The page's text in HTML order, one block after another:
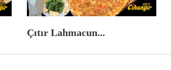
Çıtır Lahmacun...